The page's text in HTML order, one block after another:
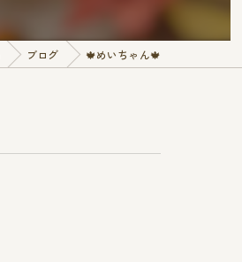
ブログ 🍁めいちゃん🍁